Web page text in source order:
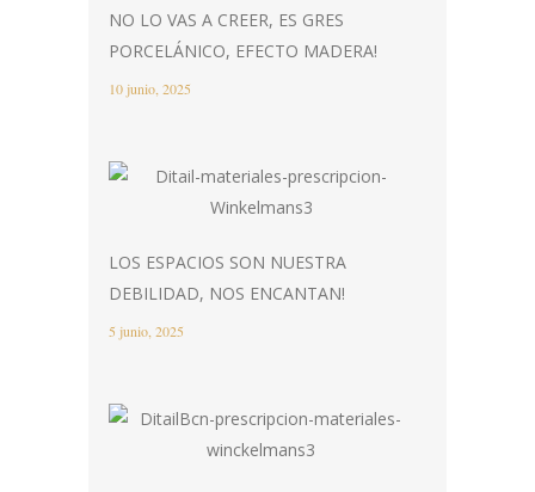
NO LO VAS A CREER, ES GRES
PORCELÁNICO, EFECTO MADERA!
10 junio, 2025
LOS ESPACIOS SON NUESTRA
DEBILIDAD, NOS ENCANTAN!
5 junio, 2025